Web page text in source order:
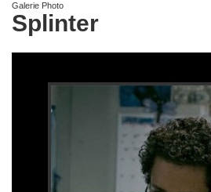
Galerie Photo
Splinter